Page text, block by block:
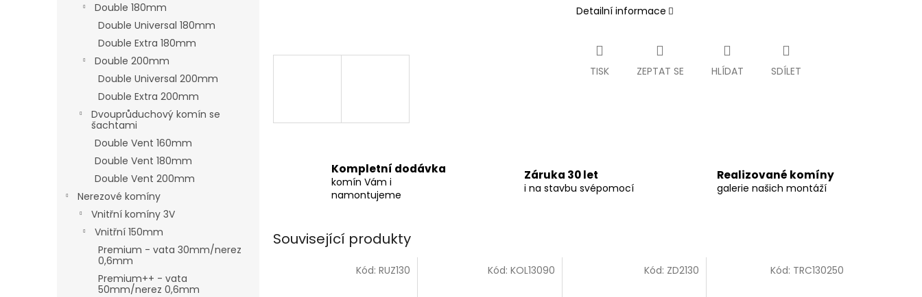
Double 180mm
Double Universal 180mm
Double Extra 180mm
Double 200mm
Double Universal 200mm
Double Extra 200mm
Dvouprůduchový komín se
šachtami
Double Vent 160mm
Double Vent 180mm
Double Vent 200mm
Nerezové komíny
Vnitřní komíny 3V
Vnitřní 150mm
Premium - vata 30mm/nerez
0,6mm
Premium++ - vata
50mm/nerez 0,6mm
Detailní informace
TISK ZEPTAT SE HLÍDAT SDÍLET
Kompletní dodávka
komín Vám i
namontujeme
Záruka 30 let
i na stavbu svépomocí
Realizované komíny
galerie našich montáží
Související produkty
Kód: RUZ130 Kód: KOL13090 Kód: ZD2130 Kód: TRC130250